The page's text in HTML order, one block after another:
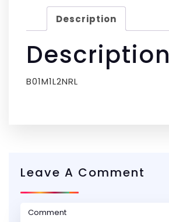
Description
Description
B01M1L2NRL
Leave A Comment